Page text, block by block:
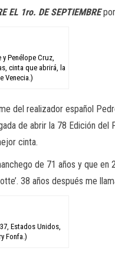
EL 1ro. DE SEPTIEMBREpor
Penélope Cruz,
cinta que abrirá, la
Venecia.)
del realizador español
de abrir la 78 Edición
cinta.
de 71 años y que
38 años después me
Estados Unidos,
Fonfa.)